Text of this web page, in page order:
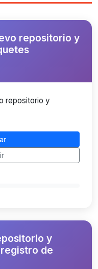
repositorio y
repositorio y
y
de